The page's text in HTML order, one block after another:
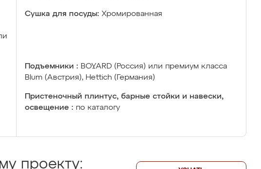
Сушка для посуды: Хромированная
Подъемники : BOYARD (Россия) или премиум класса
Blum (Австрия), Hettich (Германия)
Пристеночный плинтус, барные стойки и навески,
освещение : по каталогу
проекту: